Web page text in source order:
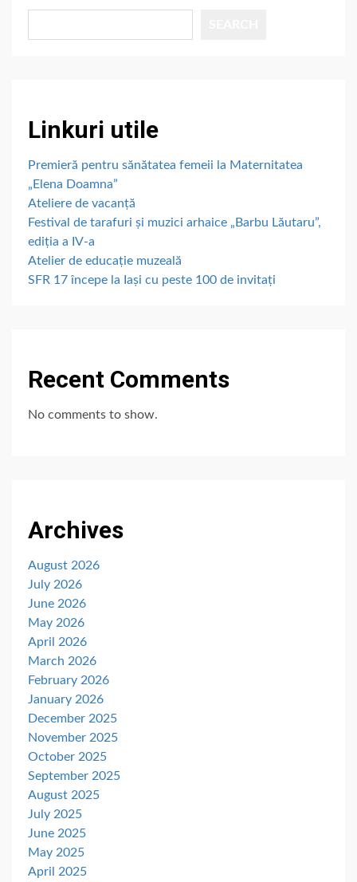
Linkuri utile
Premieră pentru sănătatea femeii la Maternitatea
„Elena Doamna”
Ateliere de vacanță
Festival de tarafuri și muzici arhaice „Barbu Lăutaru”,
ediția a IV-a
Atelier de educație muzeală
SFR 17 începe la Iași cu peste 100 de invitați
Recent Comments
No comments to show.
Archives
August 2026
July 2026
June 2026
May 2026
April 2026
March 2026
February 2026
January 2026
December 2025
November 2025
October 2025
September 2025
August 2025
July 2025
June 2025
May 2025
April 2025